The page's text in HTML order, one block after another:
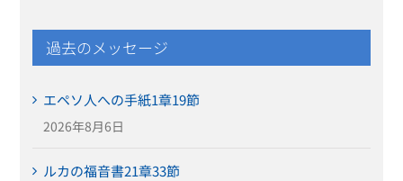
過去のメッセージ
エペソ人への手紙1章19節
2026年8月6日
ルカの福音書21章33節